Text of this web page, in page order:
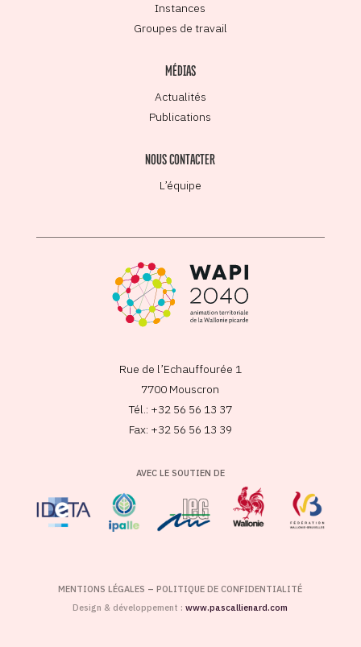
Instances
Groupes de travail
MÉDIAS
Actualités
Publications
NOUS CONTACTER
L’équipe
Rue de l’Echauffourée 1
7700 Mouscron
Tél.: +32 56 56 13 37
Fax: +32 56 56 13 39
AVEC LE SOUTIEN DE
MENTIONS LÉGALES –POLITIQUE DE CONFIDENTIALITÉ
Design & développement :www.pascallienard.com